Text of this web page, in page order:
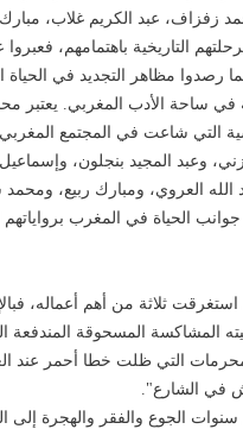
زفزاف، عبد الكريم غلاب،
التاريخية باهتمامهم،
رصدوا مظاهر التجديد في الحياة
في ساحة الأدب المغربي. يعتبر
التي شاعت في المجتمع
وعبد المجيد بنجلون،
الله العروي، ومبارك ربيع،
الحياة في المغرب برواياتهم
ثلاثة من أهم أعماله،
المسحوقة المندفعة
التي ظلت خطا أحمر عند
في الشارع".
الجوع والفقر والهجرة إلى